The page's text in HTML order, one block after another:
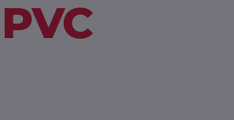
PVC